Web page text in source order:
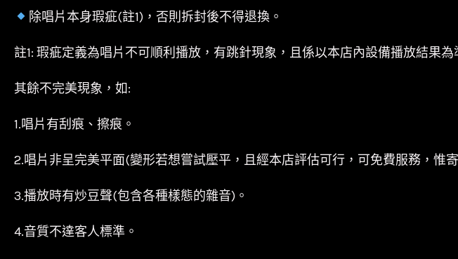
除唱片本身瑕疵(註1)，否則拆封後不得退換。
註1: 瑕疵定義為唱片不可順利播放，有跳針現象，且係以本店內設備播放結果為
其餘不完美現象，如:
1.唱片有刮痕、擦痕。
2.唱片非呈完美平面(變形若想嘗試壓平，且經本店評估可行，可免費服務，惟
3.播放時有炒豆聲(包含各種樣態的雜音)。
4.音質不達客人標準。